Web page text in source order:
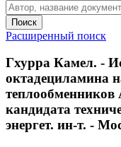
Поиск
Расширенный поиск
Гхурра Камел. -
октадециламина
теплообменников
кандидата
энергет. ин-т. -